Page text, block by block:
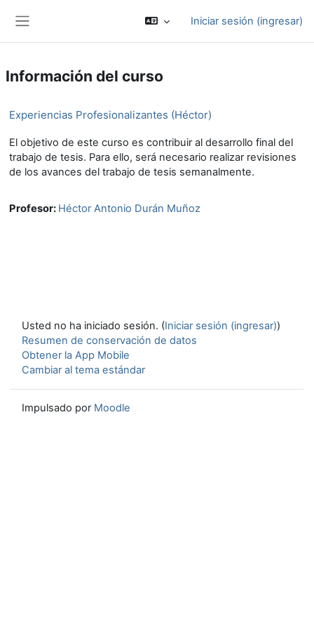
Iniciar sesión (ingresar)
Información del curso
Experiencias Profesionalizantes (Héctor)
El objetivo de este curso es contribuir al desarrollo final del
trabajo de tesis. Para ello, será necesario realizar revisiones
de los avances del trabajo de tesis semanalmente.
Profesor: Héctor Antonio Durán Muñoz
Usted no ha iniciado sesión. (Iniciar sesión (ingresar))
Resumen de conservación de datos
Obtener la App Mobile
Cambiar al tema estándar
Impulsado por Moodle